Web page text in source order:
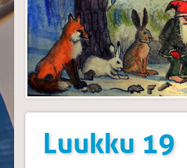
Luukku 19